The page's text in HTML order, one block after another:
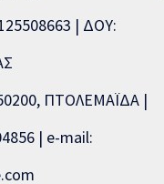
| ΔΟΥ:
ΠΤΟΛΕΜΑΪΔΑ |
| e-mail: